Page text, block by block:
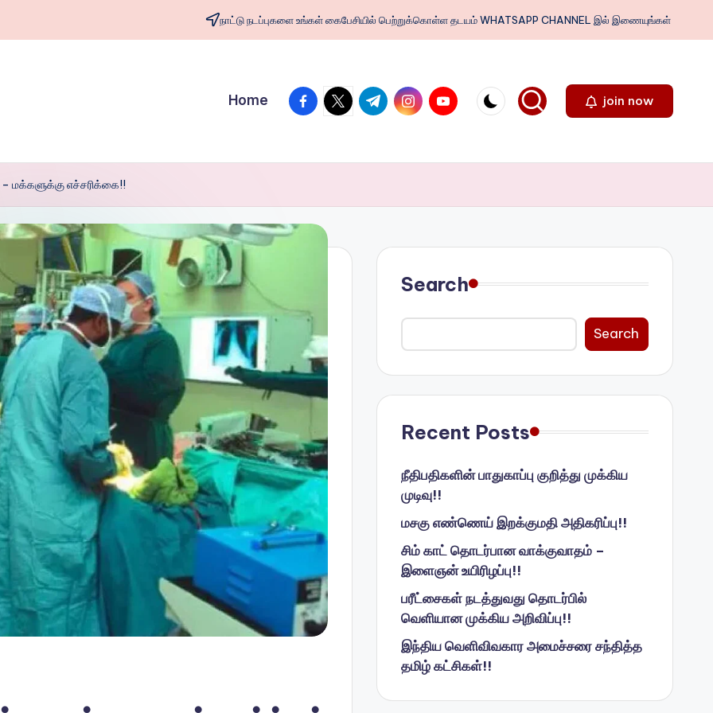
நாட்டு நடப்புகளை உங்கள் கைபேசியில் பெற்றுக்கொள்ள தடயம் WHATSAPP CHANNEL இல் இணையுங்கள்
Home facebook.com
twitter.com
t.me instagram.com
youtube.com join now
மக்களுக்கு எச்சரிக்கை!!
Search
Search
Recent Posts
நீதிபதிகளின் பாதுகாப்பு குறித்து முக்கிய
முடிவு!!
மசகு எண்ணெய் இறக்குமதி அதிகரிப்பு!!
சிம் காட் தொடர்பான வாக்குவாதம் –
இளைஞன் உயிரிழப்பு!!
பரீட்சைகள் நடத்துவது தொடர்பில்
வெளியான முக்கிய அறிவிப்பு!!
இந்திய வெளிவிவகார அமைச்சரை சந்தித்த
தமிழ் கட்சிகள்!!